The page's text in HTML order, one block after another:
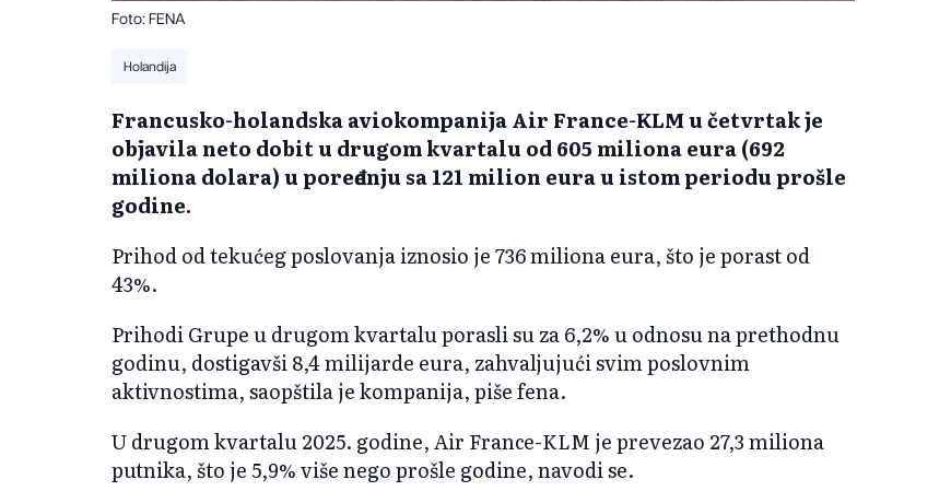
Foto: FENA
Holandija
Francusko-holandska aviokompanija Air France-KLM u četvrtak je
objavila neto dobit u drugom kvartalu od 605 miliona eura (692
miliona dolara) u poređenju sa 121 milion eura u istom periodu prošle
godine.
Prihod od tekućeg poslovanja iznosio je 736 miliona eura, što je porast od
43%.
Prihodi Grupe u drugom kvartalu porasli su za 6,2% u odnosu na prethodnu
godinu, dostigavši 8,4 milijarde eura, zahvaljujući svim poslovnim
aktivnostima, saopštila je kompanija, piše fena.
U drugom kvartalu 2025. godine, Air France-KLM je prevezao 27,3 miliona
putnika, što je 5,9% više nego prošle godine, navodi se.